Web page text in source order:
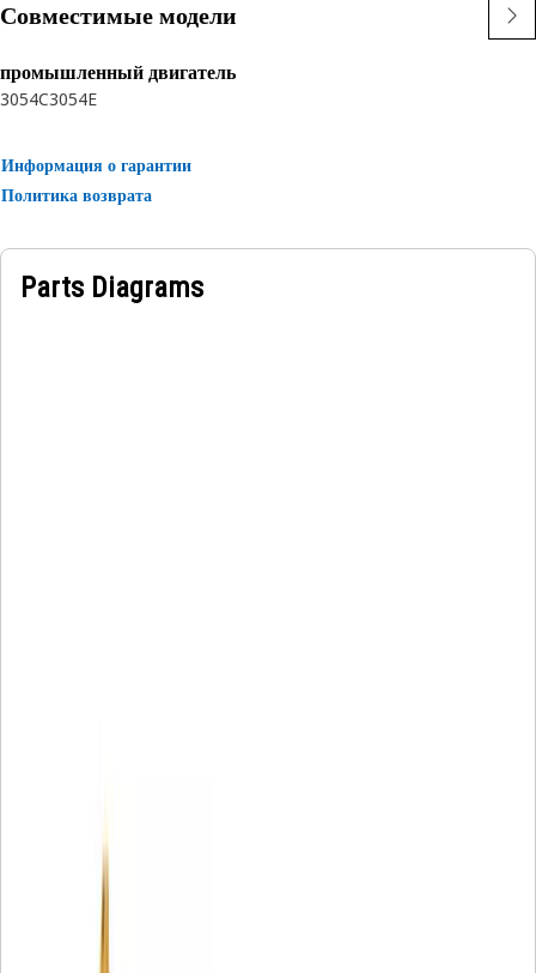
Совместимые модели
промышленный двигатель
3054C3054E
Информация о гарантии
Политика возврата
Parts Diagrams